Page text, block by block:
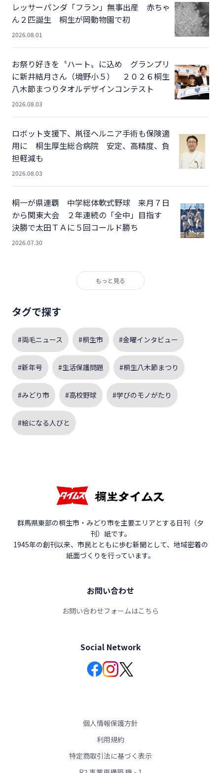
レッサーパンダ「フラン」無事出産 赤ちゃ
ん２匹誕生 桐生が岡動物園で初
2026.08.01
お祭り好きを〝ハート〟に込め グランプリ
に新井結月さん（境野小５） ２０２６桐生
八木節まつりタオルデザインコンテスト
2026.08.03
ロボット支援下、鼡径ヘルニア手術も保険適
用に 桐生厚生総合病院 安定、高精度、負
担軽減も
2026.08.03
桐一が県連覇 中学総体軟式野球 来月７日
から関東大会 ２年連続の「全中」目指す
決勝で太田ＴＡに５回コールド勝ち
2026.07.30
もっと見る
タグで探す
#両毛ニュース #桐生市 #金曜インタビュー
#新年号 #生活保護問題 #桐生八木節まつり
#みどり市 #高校野球 #学びのモノがたり
#絵になる人びと
群馬県東部の桐生市・みどり市を主要エリアとする日刊（夕
刊）紙です。
1945年の創刊以来、市民とともに歩む新聞として、地域密着の
紙面づくりを行っています。
お問い合わせ
お問い合わせフォームはこちら
Social Network
個人情報保護方針
利用規約
特定商取引法に基づく表示